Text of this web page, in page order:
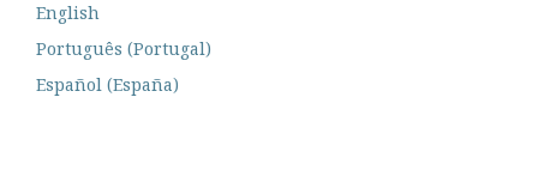
English
Português (Portugal)
Español (España)